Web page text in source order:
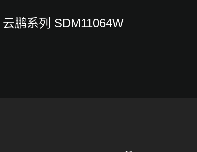
云鹏系列 SDM11064W